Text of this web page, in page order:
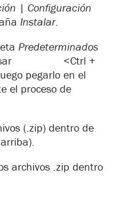
| Configuración
Instalar.
Predeterminados
usar <Ctrl +
pegarlo en el
el proceso de
(.zip) dentro de
archivos .zip dentro